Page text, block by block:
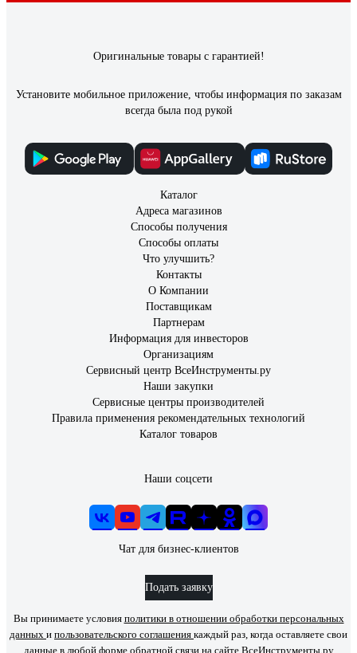
Оригинальные товары с гарантией!
Установите мобильное приложение, чтобы информация по заказам
всегда была под рукой
Каталог
Адреса магазинов
Способы получения
Способы оплаты
Что улучшить?
Контакты
О Компании
Поставщикам
Партнерам
Информация для инвесторов
Организациям
Сервисный центр ВсеИнструменты.ру
Наши закупки
Сервисные центры производителей
Правила применения рекомендательных технологий
Каталог товаров
Наши соцсети
Чат для бизнес-клиентов
Подать заявку
Вы принимаете условия политики в отношении обработки персональных
данных и пользовательского соглашения каждый раз, когда оставляете свои
данные в любой форме обратной связи на сайте ВсеИнструменты.ру